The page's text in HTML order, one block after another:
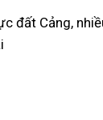
Đán là dịp